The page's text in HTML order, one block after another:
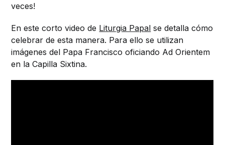
veces!
En este corto video de Liturgia Papal se detalla cómo
celebrar de esta manera. Para ello se utilizan
imágenes del Papa Francisco oficiando Ad Orientem
en la Capilla Sixtina.